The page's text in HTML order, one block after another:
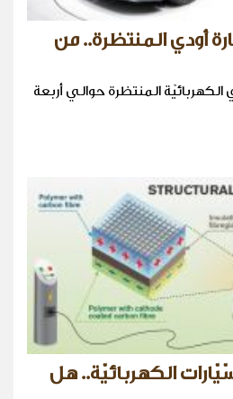
أودي المنتظرة.. من
المنتظرة حوالي أربعة
الكهربائيّة.. هل